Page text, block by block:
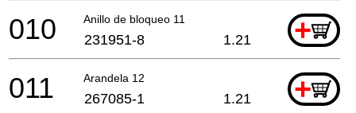
Anillo de bloqueo 11 +
010 231951-8 1.21
Arandela 12 +
011 267085-1 1.21